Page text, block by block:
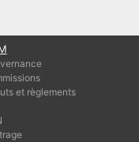
et règlements